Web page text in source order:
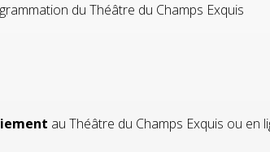
du Théâtre du Champs Exquis
au Théâtre du Champs Exquis ou en